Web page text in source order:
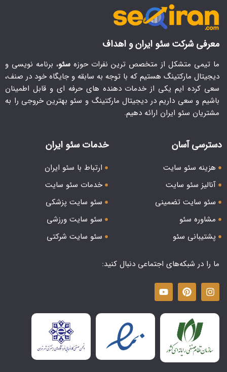
معرفی شرکت سئو ایران و اهداف
ما تیمی متشکل از متخصص ترین نفرات حوزه سئو، برنامه نویسی و
دیجیتال مارکتینگ هستیم که با توجه به سابقه و جایگاه خود در صنف،
سعی کرده ایم یکی از خدمات دهنده های حرفه ای و قابل اطمینان
باشیم و سعی داریم در دیجیتال مارکتینگ و سئو بهترین خروجی را به
مشتریان سئو ایران ارائه دهیم.
دسترسی آسان
هزینه سئو سایت
آنالیز سئو سایت
سئو سایت تضمینی
مشاوره سئو
پشتیبانی سئو
خدمات سئو ایران
ارتباط با سئو ایران
خدمات سئو سایت
سئو سایت پزشکی
سئو سایت ورزشی
سئو سایت شرکتی
ما را در شبکه‌های اجتماعی دنبال کنید: